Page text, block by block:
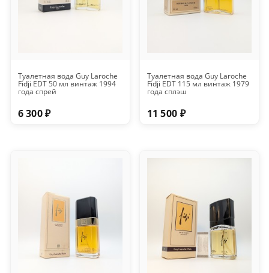
Туалетная вода Guy Laroche
Fidji EDT 50 мл винтаж 1994
года спрей
6 300 ₽
Туалетная вода Guy Laroche
Fidji EDT 115 мл винтаж 1979
года сплэш
11 500 ₽